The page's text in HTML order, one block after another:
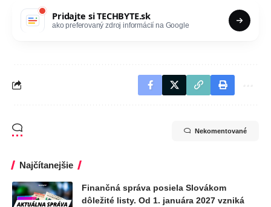
Pridajte siTECHBYTE.sk
ako preferovaný zdroj informácií na Google
Nekomentované
Najčítanejšie
Finančná správa posiela Slovákom
dôležité listy. Od 1. januára 2027 vzniká